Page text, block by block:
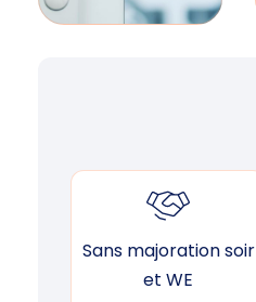
Sans majoration soir
et WE